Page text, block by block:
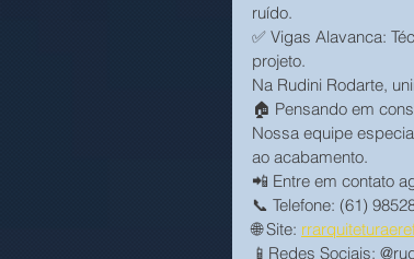
ruído.
✅ Vigas Alavanca:
projeto.
Na Rudini Rodarte,
🏠 Pensando em
Nossa equipe
ao acabamento.
📲 Entre em contato
📞 Telefone: (61)
🌐 Site:
📱Redes Sociais: